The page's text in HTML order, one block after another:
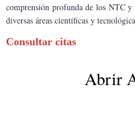
comprensión profunda de los NTC y
diversas áreas científicas y
Consultar citas
Abrir